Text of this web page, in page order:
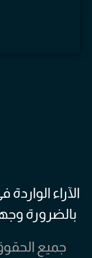
الآراء الواردة
بالضرورة
جميع